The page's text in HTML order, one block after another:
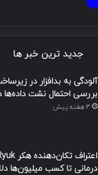
جدید ترین خبر ها
بررسی احتمال نشت داده‌ها
3 هفته پیش
درمانی تا کسب میلیون‌ها